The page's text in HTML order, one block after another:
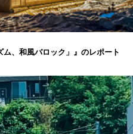
ム、和風バロック」』のレポート